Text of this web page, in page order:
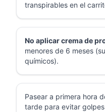
transpirables en el
No aplicar crema de
menores de 6 meses
químicos).
Pasear a primera hora
tarde para evitar